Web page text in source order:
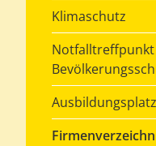
Klimaschutz